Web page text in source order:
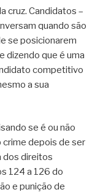
cruz. Candidatos –
quando são
se posicionarem
que é uma
competitivo
a sua
se é ou não
depois de ser
dos direitos
124 a 126 do
e punição de